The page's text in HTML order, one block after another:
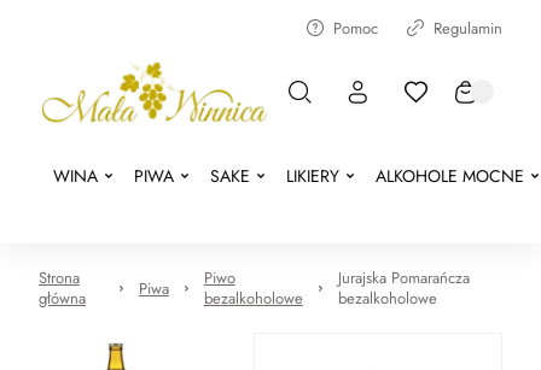
Pomoc Regulamin
WINA PIWA SAKE LIKIERY ALKOHOLE MOCNE
Strona
główna
Piwa
Piwo
bezalkoholowe
Jurajska Pomarańcza
bezalkoholowe